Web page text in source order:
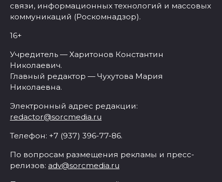
связи, информационных технологий и массовых
коммуникаций (Роскомнадзор).
16+
Учредитель — Харитонов Константин
Николаевич.
Главный редактор — Чухутова Мария
Николаевна.
Электронный адрес редакции:
redactor@sorcmedia.ru
Телефон: +7 (937) 396-77-86.
По вопросам размещения рекламы и пресс-
релизов: adv@sorcmedia.ru